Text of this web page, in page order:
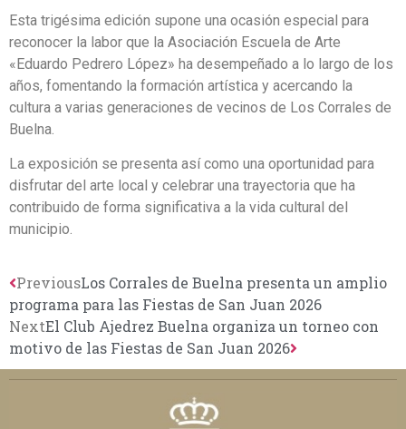
Esta trigésima edición supone una ocasión especial para
reconocer la labor que la Asociación Escuela de Arte
«Eduardo Pedrero López» ha desempeñado a lo largo de los
años, fomentando la formación artística y acercando la
cultura a varias generaciones de vecinos de Los Corrales de
Buelna.
La exposición se presenta así como una oportunidad para
disfrutar del arte local y celebrar una trayectoria que ha
contribuido de forma significativa a la vida cultural del
municipio.
PreviousLos Corrales de Buelna presenta un amplio
programa para las Fiestas de San Juan 2026
NextEl Club Ajedrez Buelna organiza un torneo con
motivo de las Fiestas de San Juan 2026